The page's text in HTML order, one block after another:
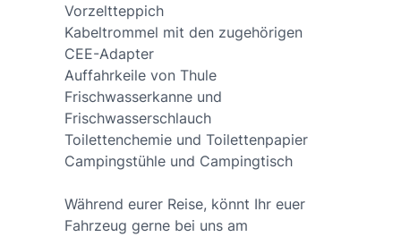
Vorzeltteppich
Kabeltrommel mit den zugehörigen
CEE-Adapter
Auffahrkeile von Thule
Frischwasserkanne und
Frischwasserschlauch
Toilettenchemie und Toilettenpapier
Campingstühle und Campingtisch
Während eurer Reise, könnt Ihr euer
Fahrzeug gerne bei uns am